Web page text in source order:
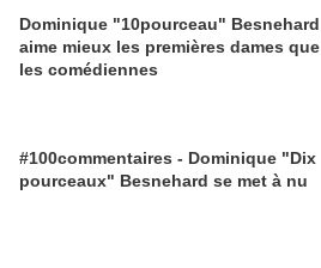
Dominique "10pourceau" Besnehard
aime mieux les premières dames que
les comédiennes
#100commentaires - Dominique "Dix
pourceaux" Besnehard se met à nu